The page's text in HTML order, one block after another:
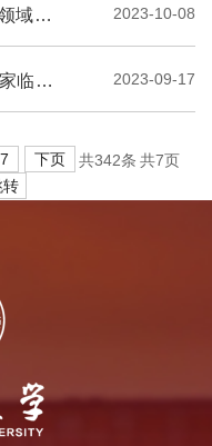
郑州大学化工学院在固态电池领域取得新进展 2023-10-08
郑州大学附属医院获批5个国家临床重点专科建设项目 2023-09-17
7 下页 共342条 共7页
转